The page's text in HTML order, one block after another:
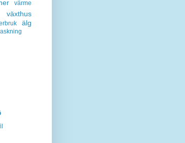
värme
växthus
älg